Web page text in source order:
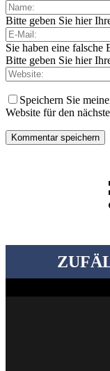
Bitte geben Sie hier
Sie haben eine falsche
Bitte geben Sie hier
Speichern Sie
Website für den